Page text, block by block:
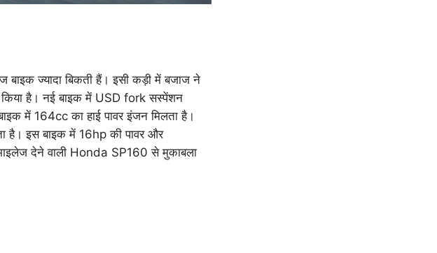
ज्यादा बिकती हैं। इसी कड़ी में बजाज ने
है। नई बाइक में USD fork सस्पेंशन
में 164cc का हाई पावर इंजन मिलता है।
है। इस बाइक में 16hp की पावर और
देने वाली Honda SP160 से मुकाबला